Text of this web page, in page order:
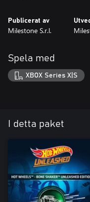
Publicerat av
Milestone S.r.l.
Spela med
XBOX Series X|S
I detta paket